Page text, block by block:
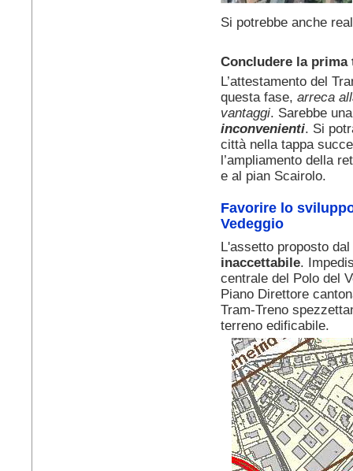
Si potrebbe anche
Concludere la prima
L’attestamento del
questa fase, arreca
vantaggi. Sarebbe
inconvenienti. Si
città nella tappa
l’ampliamento della
e al pian Scairolo.
Favorire lo
Vedeggio
L'assetto proposto
inaccettabile.
centrale del Polo del
Piano Direttore
Tram-Treno
terreno edificabile.